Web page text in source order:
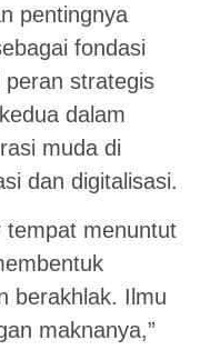
pentingnya
fondasi
strategis
dalam
muda di
dan digitalisasi.
tempat menuntut
berakhlak. Ilmu
maknanya,”